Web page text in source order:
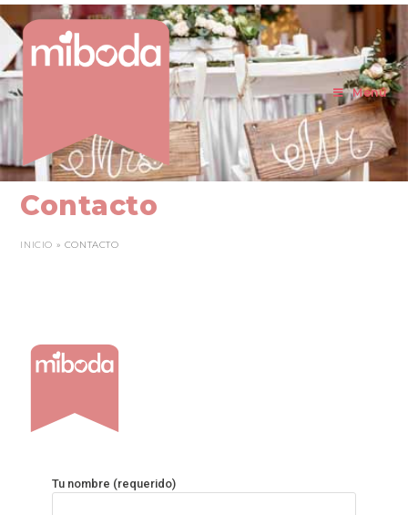
Menú
Contacto
INICIO » CONTACTO
Tu nombre (requerido)